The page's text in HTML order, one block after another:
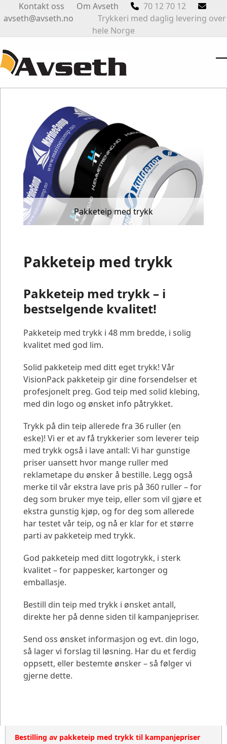
to
Kontakt oss Om Avseth
70 12 70 12
avseth@avseth.no Trykkeri med daglig levering over
hele Norge
Pakketeip med trykk
Pakketeip med trykk
Pakketeip med trykk – i
bestselgende kvalitet!
Pakketeip med trykk i 48 mm bredde, i solig
kvalitet med god lim.
Solid pakketeip med ditt eget trykk! Vår
VisionPack pakketeip gir dine forsendelser et
profesjonelt preg. God teip med solid klebing,
med din logo og ønsket info påtrykket.
Trykk på din teip allerede fra 36 ruller (en
eske)! Vi er et av få trykkerier som leverer teip
med trykk også i lave antall: Vi har gunstige
priser uansett hvor mange ruller med
reklametape du ønsker å bestille. Legg også
merke til vår ekstra lave pris på 360 ruller – for
deg som bruker mye teip, eller som vil gjøre et
ekstra gunstig kjøp, og for deg som allerede
har testet vår teip, og nå er klar for et større
parti av pakketeip med trykk.
God pakketeip med ditt logotrykk, i sterk
kvalitet – for pappesker, kartonger og
emballasje.
Bestill din teip med trykk i ønsket antall,
direkte her på denne siden til kampanjepriser.
Send oss ønsket informasjon og evt. din logo,
så lager vi forslag til løsning. Har du et ferdig
oppsett, eller bestemte ønsker – så følger vi
gjerne dette.
Bestilling av pakketeip med trykk til kampanjepriser